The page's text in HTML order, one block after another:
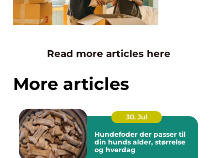
Read more articles here
More articles
30. Jul
Hundefoder der passer til
din hunds alder, størrelse
og hverdag